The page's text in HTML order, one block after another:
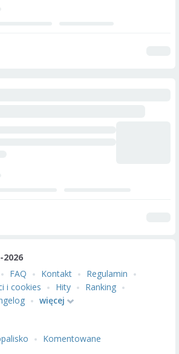
2026
FAQ Kontakt
Regulamin
i cookies
Hity
Ranking
więcej
Komentowane